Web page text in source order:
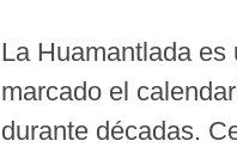
La Huamantlada es
marcado el
durante décadas.